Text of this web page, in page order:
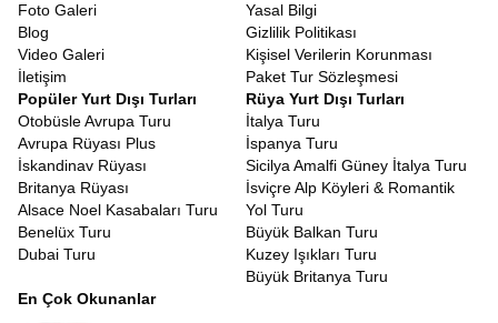
Bavyera bölgesi, şatolar ve saraylar konusunda dünyanın en
zengin bölgelerinden biridir.
Romantik Yol Almanya Şato Turu
sadece Neuschwanstein ile sınırlı kalmayıp Hohenschwangau gibi
diğer önemli yapıları ve Würzburg’daki Rezidans Sarayı gibi
UNESCO Dünya Mirası listesindeki eserleri de kapsar. Bu
şatoların her biri, dönemin sanat anlayışını, kralların yaşam
tarzını ve bölgenin siyasi tarihini yansıtan birer aynadır. Barok ve
Rokoko mimarisinin en ince detaylarını görebileceğiniz bu yapılar,
sanat tarihine ilgi duyan gezginler için bulunmaz birer hazinedir.
İsviçre Alpleri Kapsamlı Avrupa Turu
Doğaya saygının ve sürdürülebilir yaşamın merkezi olan
İsviçre Doğa ve Köy Turuyapmak, aynı zamanda bir
ekolojik farkındalık gezisidir. İneklerin boyunlarındaki çan sesleri
eşliğinde yapacağınız yürüyüşlerde, endemik bitki türlerini
Foto Galeri
Blog
Video Galeri
İletişim
Yasal Bilgi
Gizlilik Politikası
Kişisel Verilerin Korunması
Paket Tur Sözleşmesi
Popüler Yurt Dışı Turları
Otobüsle Avrupa Turu
Avrupa Rüyası Plus
İskandinav Rüyası
Britanya Rüyası
Alsace Noel Kasabaları Turu
Benelüx Turu
Dubai Turu
Rüya Yurt Dışı Turları
İtalya Turu
İspanya Turu
Sicilya Amalfi Güney İtalya Turu
İsviçre Alp Köyleri & Romantik
Yol Turu
Büyük Balkan Turu
Kuzey Işıkları Turu
Büyük Britanya Turu
En Çok Okunanlar